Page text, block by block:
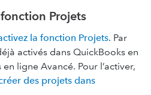
Projets
la fonction Projets. Par
activés dans QuickBooks en
ligne Avancé. Pour l’activer,
des projets dans